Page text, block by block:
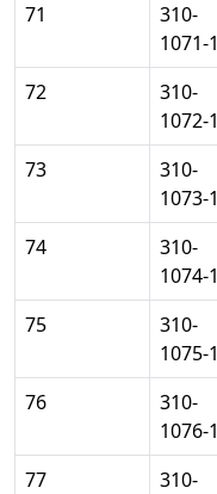
71
310-
1071-1
72
310-
1072-1
73
310-
1073-1
74
310-
1074-1
75
310-
1075-1
76
310-
1076-1
77
310-